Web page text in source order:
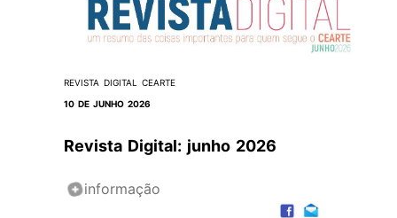
REVISTA DIGITAL CEARTE
10 DE JUNHO 2026
Revista Digital: junho 2026
informação